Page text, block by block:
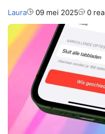
Auteur:
Laura 09 mei 2025 0